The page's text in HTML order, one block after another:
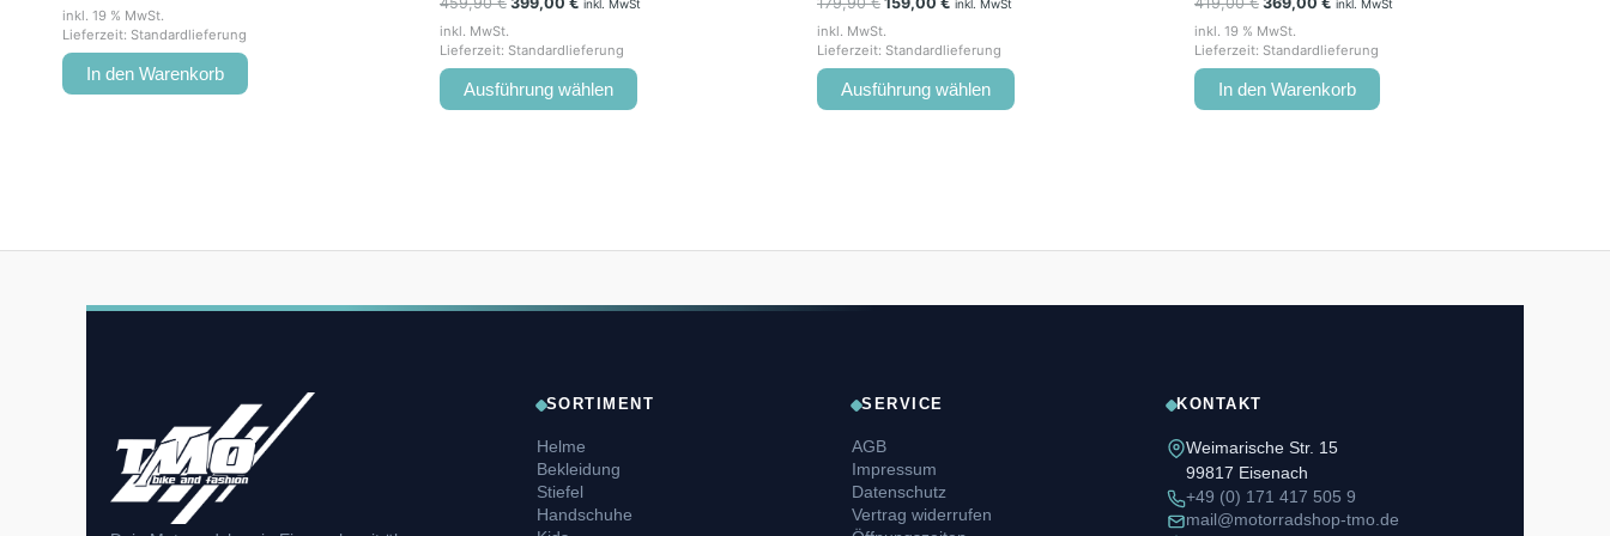
inkl. 19 % MwSt.
Lieferzeit: Standardlieferung
In den Warenkorb
inkl. MwSt
inkl. MwSt.
Lieferzeit: Standardlieferung
Ausführung wählen
inkl. MwSt
inkl. MwSt.
Lieferzeit: Standardlieferung
Ausführung wählen
inkl. MwSt
inkl. 19 % MwSt.
Lieferzeit: Standardlieferung
In den Warenkorb
SORTIMENT
Helme
Bekleidung
Stiefel
Handschuhe
SERVICE
AGB
Impressum
Datenschutz
Vertrag widerrufen
KONTAKT
Weimarische Str. 15
99817 Eisenach
+49 (0) 171 417 505 9
mail@motorradshop-tmo.de